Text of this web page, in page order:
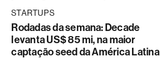
STARTUPS
Rodadas da semana: Decade
levanta US$ 85 mi, na maior
captação seed da América Latina